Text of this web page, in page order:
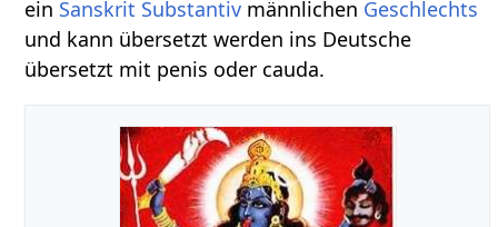
ein Sanskrit Substantiv männlichen Geschlechts
und kann übersetzt werden ins Deutsche
übersetzt mit penis oder cauda.